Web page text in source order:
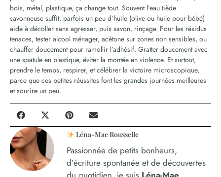
bois, métal, plastique, ça change tout. Souvent l’eau tiède
savonneuse suffit, parfois un peu d’huile (olive ou huile pour bébé)
aide à décoller sans agresser, puis savon, rinçage. Pour les résidus
tenaces, tester alcool ménager, acétone sur zones non sensibles, ou
chauffer doucement pour ramollir l’adhésif. Gratter doucement avec
une spatule en plastique, éviter la montée en violence. Et surtout,
prendre le temps, respirer, et célébrer la victoire microscopique,
parce que ces petites réussites font les grandes journées meilleures
et sourire un peu.
Léna-Mae Rousselle
Passionnée de petits bonheurs,
d’écriture spontanée et de découvertes